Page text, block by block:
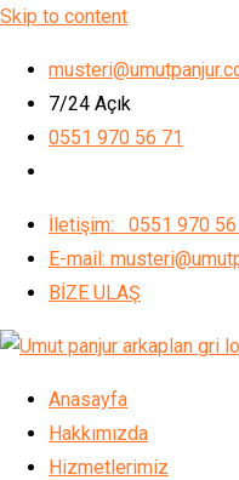
Skip to content
7/24 Açık
0551 970 56 71
İletişim: 0551 970 56
E-mail:
BİZE ULAŞ
Anasayfa
Hakkımızda
Hizmetlerimiz